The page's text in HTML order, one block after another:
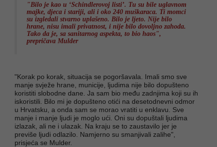
"Bilo je kao u ‘Schindlerovoj listi’. Tu su bile uglavnom
majke, djeca i stariji, ali i oko 240 muškaraca. Ti momci
su izgledali stvarno uplašeno. Bilo je ljeto. Nije bilo
hrane, nisu imali privatnost, i nije bilo dovoljno zahoda.
Tako da je, sa sanitarnog aspekta, to bio haos",
prepričava Mulder
"Korak po korak, situacija se pogoršavala. Imali smo sve
manje svježe hrane, municije, ljudima nije bilo dopušteno
koristiti slobodne dane. Ja sam bio među zadnjima koji su ih
iskoristili. Bilo mi je dopušteno otići na desetodnevni odmor
u Hrvatsku, a onda sam se morao vratiti u enklavu. Sve
manje i manje ljudi je moglo ući. Oni su dopuštali ljudima
izlazak, ali ne i ulazak. Na kraju se to zaustavilo jer je
previše ljudi odlazilo. Namjerno su smanjivali zalihe",
prisjeća se Mulder.